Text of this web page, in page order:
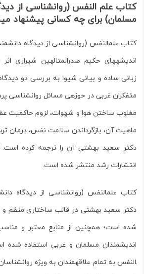
کتاب علم النفس (روان­شناسی از
مسلمان) برای چه کسانی پیشنهاد
کتاب علم­النفس (روان­شناسی از دیدگاه
اندیشه­های حکیم صدرالمتالهین شیرازی
زبانی ساده و بیانی شیوا به بررسی دو
متفکران غربی در حوزه­ی مسائل روان­شناسی
مغلوب ساختن هوا و شهوات، لزوم حاکمیت
ماهیت آن، بازگرداندن سلامت نفس، درمان
دکتر سعید بهشتی آن را ترجمه کرده
انتشارات رشد منتشر شده است.
کتاب علم­النفس (روان­شناسی از دیدگاه
دکتر سعید بهشتیدر قالب ساختاری منظم
شده است؛ هم­چنین از منابع معتبر و
اندیش­مندان مسلمان و غربی استفاده شده
النفس به تمام علاقه­مندان به ویژه